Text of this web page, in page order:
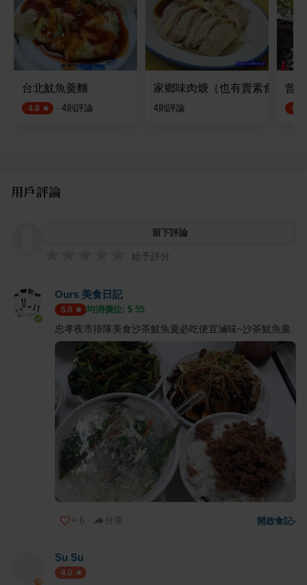
台北魷魚羹麵
4.8 · 4則評論
家鄉味肉焿（也有賣素食）
4則評論
曾
4.5
用戶評論
留下評論
給予評分
Ours 美食日記
5.0 均消價位: $ 55
忠孝夜市排隊美食沙茶魷魚羹必吃便宜滷味~沙茶魷魚羹
+ 6 分享 開啟食記›
Su Su
4.0